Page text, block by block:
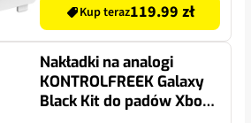
Kup teraz119.99 zł
Nakładki na analogi
KONTROLFREEK Galaxy
Black Kit do padów Xbox